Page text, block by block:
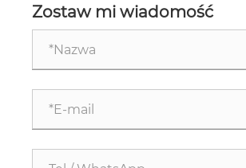
Twojego samochodowego systemu
Zostaw mi wiadomość